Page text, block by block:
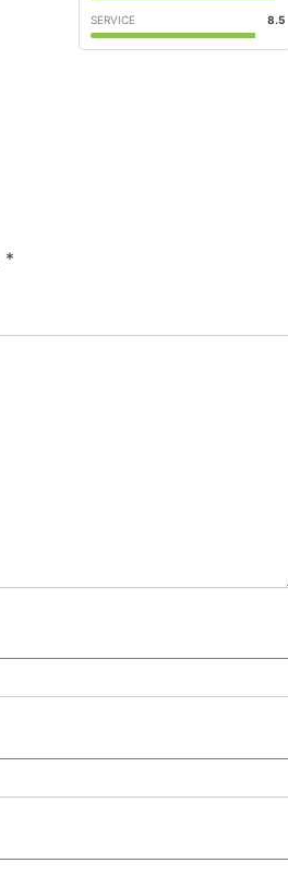
SERVICE 8.5
*